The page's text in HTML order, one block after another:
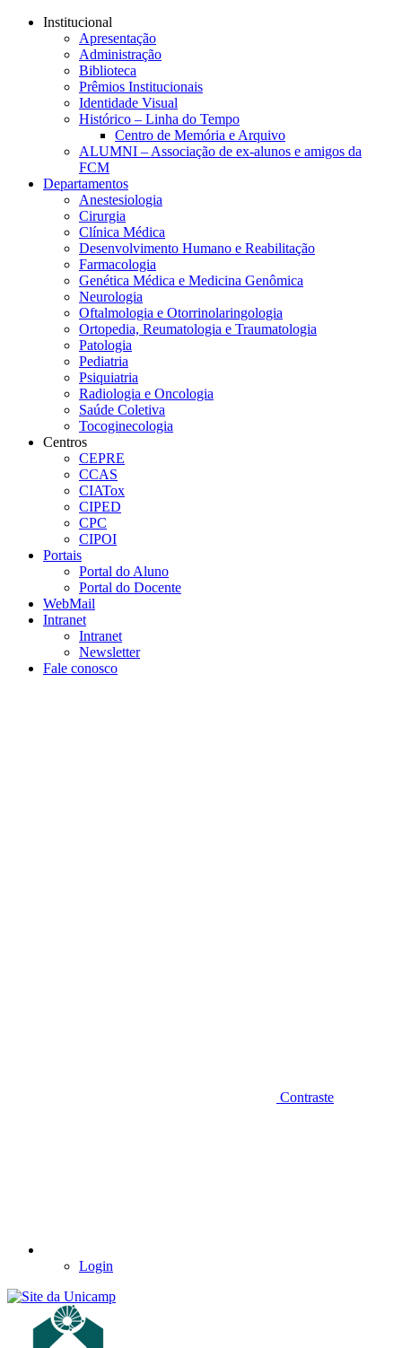
Conteúdo principal
Institucional
Apresentação
Administração
Biblioteca
Prêmios Institucionais
Identidade Visual
Histórico – Linha do Tempo
Centro de Memória e Arquivo
ALUMNI – Associação de ex-alunos e amigos da
FCM
Departamentos
Anestesiologia
Cirurgia
Clínica Médica
Desenvolvimento Humano e Reabilitação
Farmacologia
Genética Médica e Medicina Genômica
Neurologia
Oftalmologia e Otorrinolaringologia
Ortopedia, Reumatologia e Traumatologia
Patologia
Pediatria
Psiquiatria
Radiologia e Oncologia
Saúde Coletiva
Tocoginecologia
Centros
CEPRE
CCAS
CIATox
CIPED
CPC
CIPOI
Portais
Portal do Aluno
Portal do Docente
WebMail
Intranet
Intranet
Newsletter
Fale conosco
Contraste
Login